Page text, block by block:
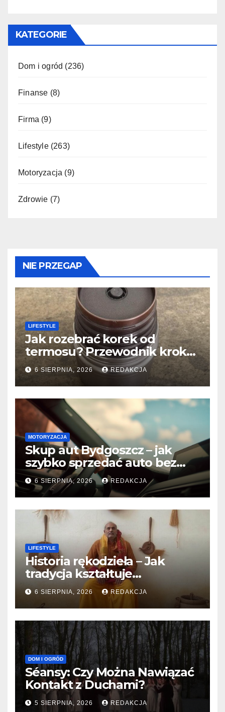
KATEGORIE
Dom i ogród (236)
Finanse (8)
Firma (9)
Lifestyle(263)
Motoryzacja (9)
Zdrowie (7)
NIE PRZEGAP
LIFESTYLE
Jak rozebrać korek od
termosu? Przewodnik krok
po kroku
6 SIERPNIA, 2026 REDAKCJA
MOTORYZACJA
Skup aut Bydgoszcz – jak
szybko sprzedać auto bez
względu na stan?
6 SIERPNIA, 2026 REDAKCJA
LIFESTYLE
Historia rękodzieła – Jak
tradycja kształtuje
współczesne techniki
twórcze
6 SIERPNIA, 2026 REDAKCJA
DOM I OGRÓD
Séansy: Czy Można Nawiązać
Kontakt z Duchami?
5 SIERPNIA, 2026 REDAKCJA